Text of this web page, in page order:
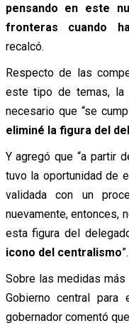
pensando en este
fronteras cuando
recalcó.
Respecto de las
este tipo de temas, la
necesario que “se
eliminé la figura del
Y agregó que “a partir
tuvo la oportunidad de
validada con un
nuevamente, entonces,
esta figura del
icono del centralismo”.
Sobre las medidas
Gobierno central
gobernador comentó